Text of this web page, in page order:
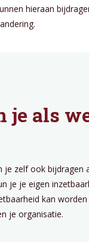
hieraan
je als
je zelf ook bijdragen
je je eigen
kan
je organisatie.